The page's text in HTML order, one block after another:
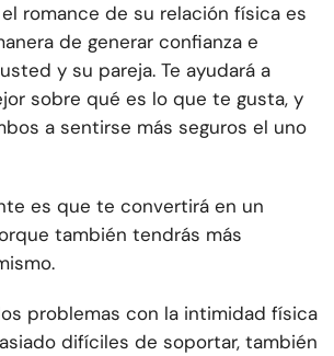
romance de su relación física es
de generar confianza e
y su pareja. Te ayudará a
sobre qué es lo que te gusta, y
a sentirse más seguros el uno
es que te convertirá en un
también tendrás más
problemas con la intimidad física
difíciles de soportar, también